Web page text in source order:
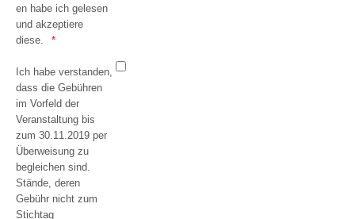
en habe ich gelesen
und akzeptiere
diese.
Ich habe verstanden,
dass die Gebühren
im Vorfeld der
Veranstaltung bis
zum 30.11.2019 per
Überweisung zu
begleichen sind.
Stände, deren
Gebühr nicht zum
Stichtag